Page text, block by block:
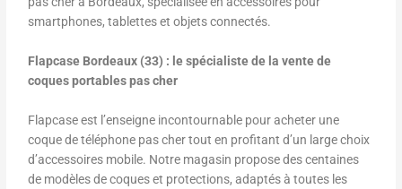
smartphones, tablettes et objets connectés.
Flapcase Bordeaux (33) : le spécialiste de la vente de
coques portables pas cher
Flapcase est l’enseigne incontournable pour acheter une
coque de téléphone pas cher tout en profitant d’un large choix
d’accessoires mobile. Notre magasin propose des centaines
de modèles de coques et protections, adaptés à toutes les